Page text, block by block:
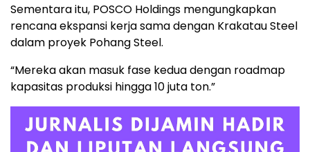
Sementara itu, POSCO Holdings mengungkapkan
rencana ekspansi kerja sama dengan Krakatau Steel
dalam proyek Pohang Steel.
“Mereka akan masuk fase kedua dengan roadmap
kapasitas produksi hingga 10 juta ton.”